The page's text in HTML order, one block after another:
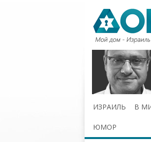
ИЗРАИЛЬ В
ЮМОР